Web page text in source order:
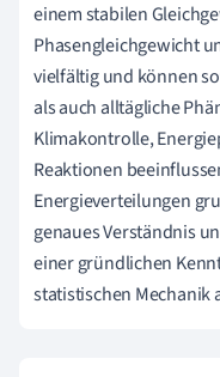
einem stabilen
Phasengleichgewicht
vielfältig und können
als auch alltägliche
Klimakontrolle,
Reaktionen
Energieverteilungen
genaues Verständnis
einer gründlichen
statistischen Mechanik